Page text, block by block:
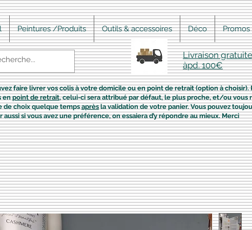
Peintures /Produits Outils & accessoires Déco Promos
Livraison gratuite
àpd. 100€
faire livrer vos colis à votre domicile ou en point de retrait (option à choisir).
enpoint de retrait, celui-ci sera attribué par défaut, le plus proche, et/ou vous
de choix quelque tempsaprèsla validation de votre panier. Vous pouvez
aussi si vous avez une préférence, on essaiera d’y répondre au mieux. Merci